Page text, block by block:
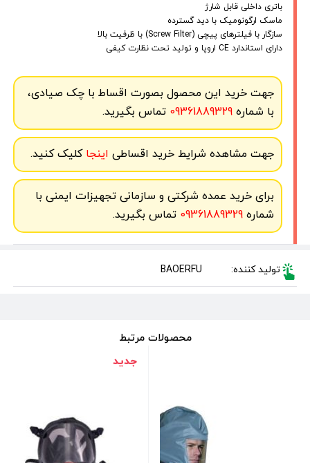
باتری داخلی قابل شارژ
ماسک ارگونومیک با دید گسترده
سازگار با فیلترهای پیچی (Screw Filter) با ظرفیت بالا
دارای استاندارد CE اروپا و تولید تحت نظارت کیفی
جهت خرید این محصول بصورت اقساط با چک صیادی،
با شماره09361889329 تماس بگیرید.
جهت مشاهده شرایط خرید اقساطی اینجاکلیک کنید.
برای خرید عمده شرکتی و سازمانی تجهیزات ایمنی با
شماره09361889329 تماس بگیرید.
تولید کننده: BAOERFU
محصولات مرتبط
جدید